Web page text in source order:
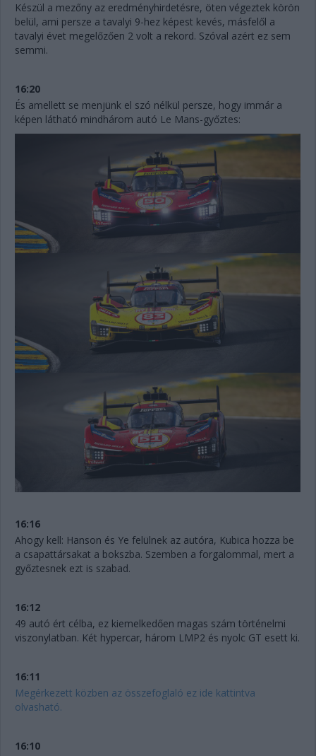
Készül a mezőny az eredményhirdetésre, öten végeztek körön
belül, ami persze a tavalyi 9-hez képest kevés, másfelől a
tavalyi évet megelőzően 2 volt a rekord. Szóval azért ez sem
semmi.
16:20
És amellett se menjünk el szó nélkül persze, hogy immár a
képen látható mindhárom autó Le Mans-győztes:
16:16
Ahogy kell: Hanson és Ye felülnek az autóra, Kubica hozza be
a csapattársakat a bokszba. Szemben a forgalommal, mert a
győztesnek ezt is szabad.
16:12
49 autó ért célba, ez kiemelkedően magas szám történelmi
viszonylatban. Két hypercar, három LMP2 és nyolc GT esett ki.
16:11
Megérkezett közben az összefoglaló ez ide kattintva
olvasható.
16:10